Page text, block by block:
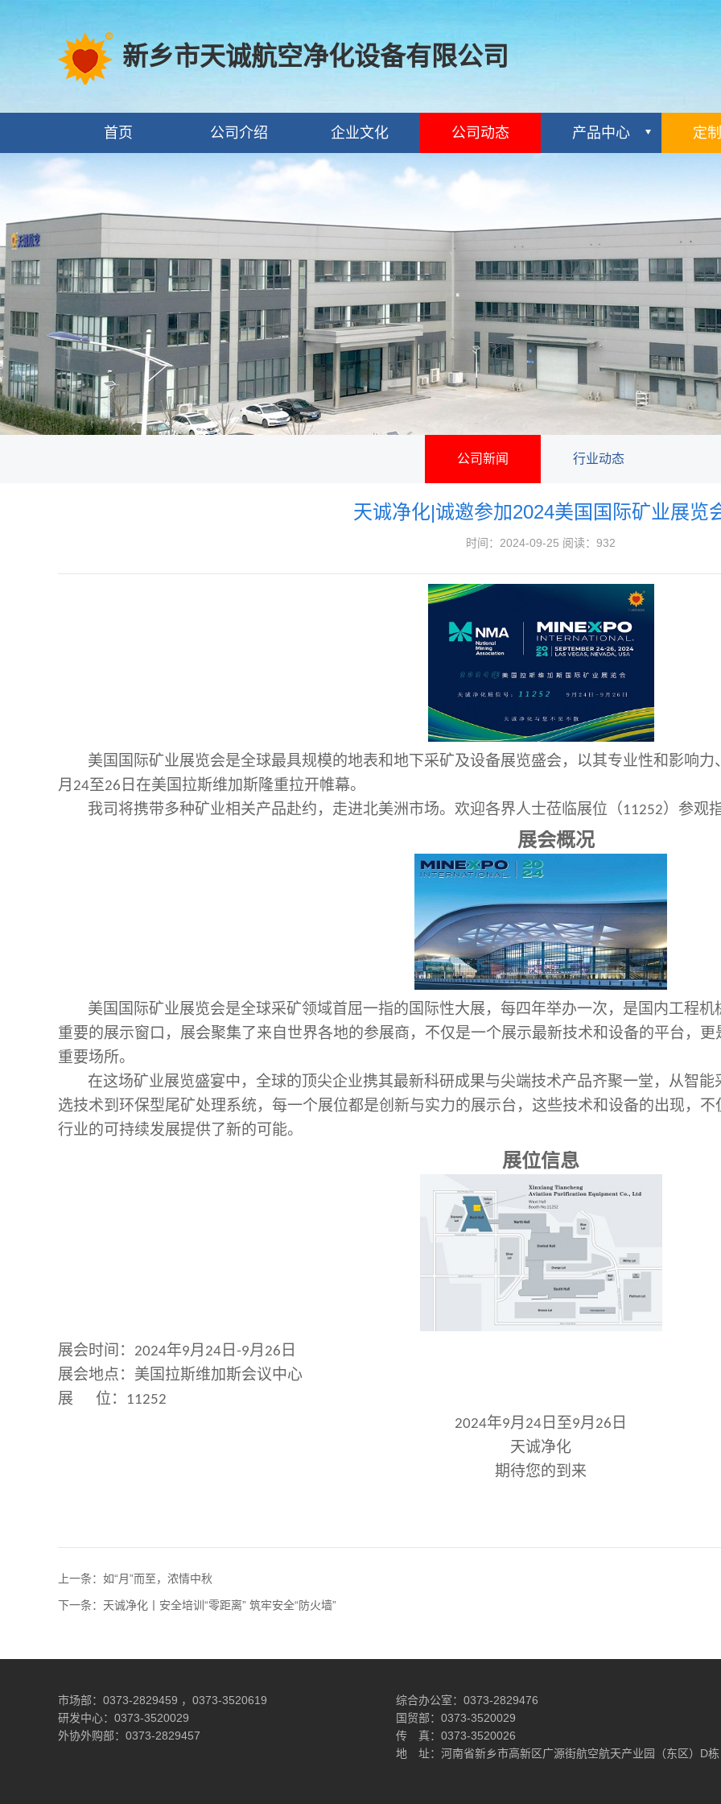
新乡市天诚航空净化设备有限公司
首页 公司介绍 企业文化 公司动态 产品中心 定
公司新闻 行业动态
天诚净化|诚邀参加2024美国国际矿业展览
时间：2024-09-25 阅读：932
美国国际矿业展览会是全球最具规模的地表和地下采矿及设备展览盛会，以其专业性和影响
月 24至26 日在美国拉斯维加斯隆重拉开帷幕。
我司将携带多种矿业相关产品赴约，走进北美洲市场。欢迎各界人士莅临展位（ 11252）参观
展会概况
美国国际矿业展览会是全球采矿领域首屈一指的国际性大展，每四年举办一次，是国内工程
重要的展示窗口，展会聚集了来自世界各地的参展商，不仅是一个展示最新技术和设备的平台，
重要场所。
在这场矿业展览盛宴中，全球的顶尖企业携其最新科研成果与尖端技术产品齐聚一堂，从智
选技术到环保型尾矿处理系统，每一个展位都是创新与实力的展示台，这些技术和设备的出现，
行业的可持续发展提供了新的可能。
展位信息
展会时间： 2024年9月 24 日 -9月 26 日
展会地点：美国拉斯维加斯会议中心
展
位：
11252
2024年9月 24 日至9月 26 日
天诚净化
期待您的到来
上一条：如“月”而至，浓情中秋
下一条：天诚净化丨安全培训“零距离” 筑牢安全“防火墙”
市场部：0373-2829459 ，0373-3520619
研发中心：0373-3520029
外协外购部：0373-2829457
综合办公室：0373-2829476
国贸部：0373-3520029
传 真：0373-3520026
地 址：河南省新乡市高新区广源街航空航天产业园（东区）D栋